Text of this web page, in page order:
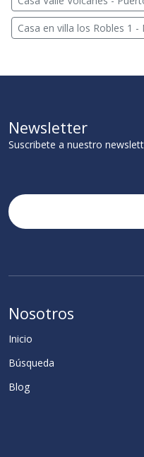
Casa en villa los Robles 1 -
Newsletter
Suscribete a nuestro
Nosotros
Inicio
Búsqueda
Blog